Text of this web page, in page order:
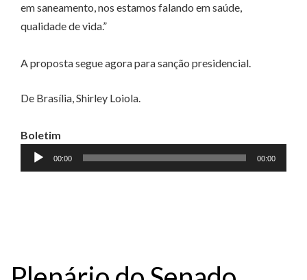
em saneamento, nos estamos falando em saúde,
qualidade de vida.”
A proposta segue agora para sanção presidencial.
De Brasília, Shirley Loiola.
Boletim
Tocador
de
00:00 00:00